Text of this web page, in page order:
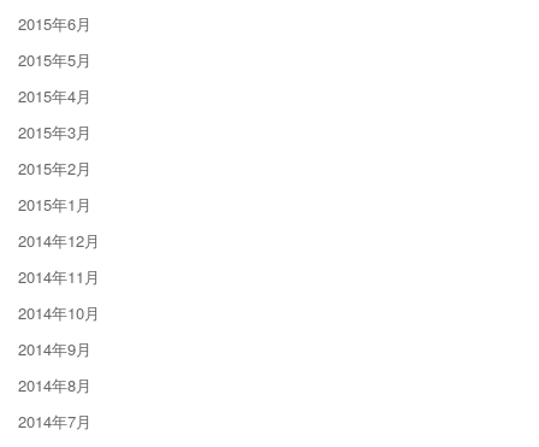
2015年6月
2015年5月
2015年4月
2015年3月
2015年2月
2015年1月
2014年12月
2014年11月
2014年10月
2014年9月
2014年8月
2014年7月